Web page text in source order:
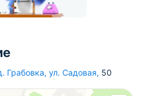
Грабовка, ул. Садовая, 50